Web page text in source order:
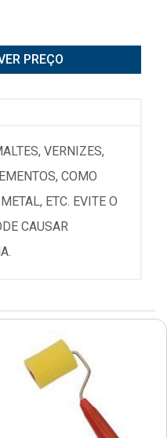
PREÇO
VERNIZES,
COMO
ETC. EVITE O
CAUSAR